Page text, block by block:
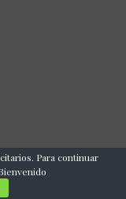
Para continuar